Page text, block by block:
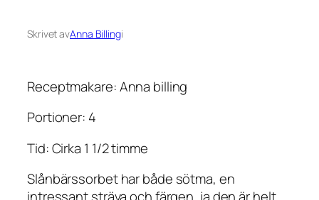
Skrivet avAnna Billingi
Receptmakare: Anna billing
Portioner: 4
Tid: Cirka 1 1/2 timme
Slånbärssorbet har både sötma, en